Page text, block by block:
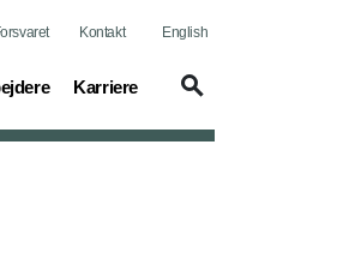
Kontakt English
Karriere
(current)